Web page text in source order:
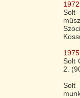
1972
Solt
1975
Solt
2.